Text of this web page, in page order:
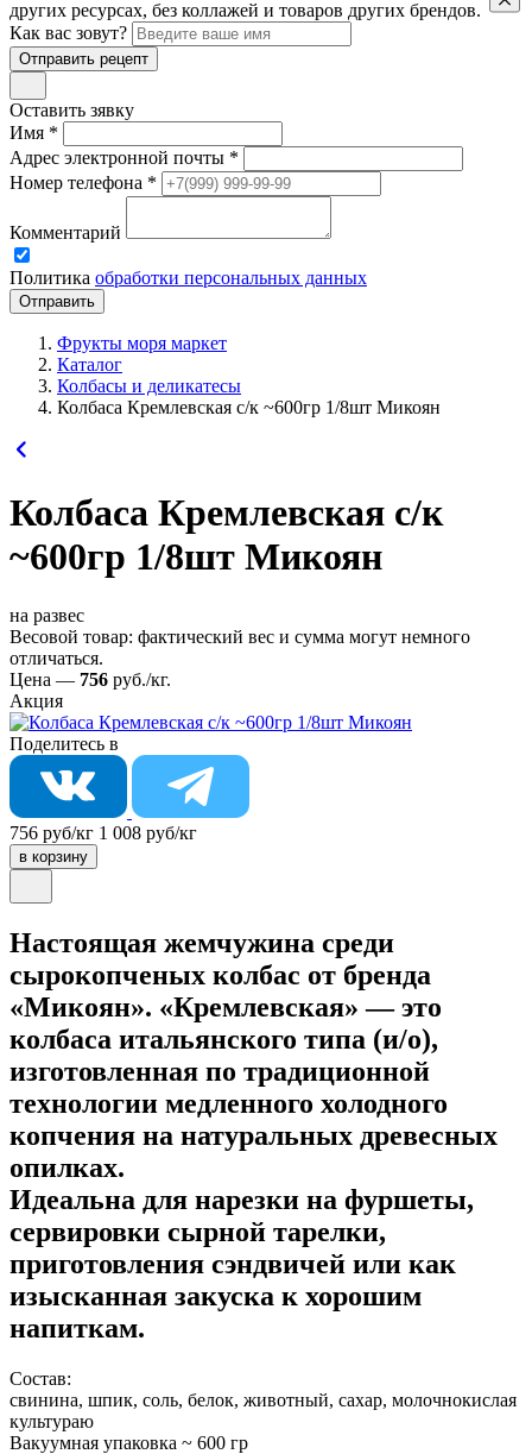
других ресурсах, без коллажей и товаров других брендов.
Как вас зовут?
Отправить рецепт
Оставить зявку
Имя *
Адрес электронной почты *
Номер телефона *
Комментарий
Политика обработки персональных данных
Фрукты моря маркет
Каталог
Колбасы и деликатесы
Колбаса Кремлевская с/к ~600гр 1/8шт Микоян
Колбаса Кремлевская с/к
~600гр 1/8шт Микоян
на развес
Весовой товар: фактический вес и сумма могут немного
отличаться.
Цена — 756 руб./кг.
Акция
Поделитесь в
756 руб/кг 1 008 руб/кг
в корзину
Настоящая жемчужина среди
сырокопченых колбас от бренда
«Микоян». «Кремлевская» — это
колбаса итальянского типа (и/о),
изготовленная по традиционной
технологии медленного холодного
копчения на натуральных древесных
опилках.
Идеальна для нарезки на фуршеты,
сервировки сырной тарелки,
приготовления сэндвичей или как
изысканная закуска к хорошим
напиткам.
Состав:
свинина, шпик, соль, белок, животный, сахар, молочнокислая
культураю
Вакуумная упаковка ~ 600 гр